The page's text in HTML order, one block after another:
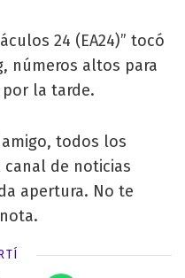
24 (EA24)” tocó
números altos para
la tarde.
todos los
de noticias
apertura. No te